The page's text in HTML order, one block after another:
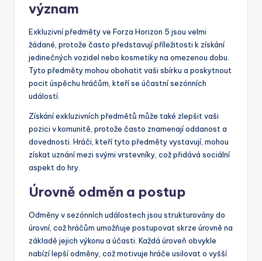
význam
Exkluzivní předměty ve Forza Horizon 5 jsou velmi
žádané, protože často představují příležitosti k získání
jedinečných vozidel nebo kosmetiky na omezenou dobu.
Tyto předměty mohou obohatit vaši sbírku a poskytnout
pocit úspěchu hráčům, kteří se účastní sezónních
událostí.
Získání exkluzivních předmětů může také zlepšit vaši
pozici v komunitě, protože často znamenají oddanost a
dovednosti. Hráči, kteří tyto předměty vystavují, mohou
získat uznání mezi svými vrstevníky, což přidává sociální
aspekt do hry.
Úrovně odměn a postup
Odměny v sezónních událostech jsou strukturovány do
úrovní, což hráčům umožňuje postupovat skrze úrovně na
základě jejich výkonu a účasti. Každá úroveň obvykle
nabízí lepší odměny, což motivuje hráče usilovat o vyšší